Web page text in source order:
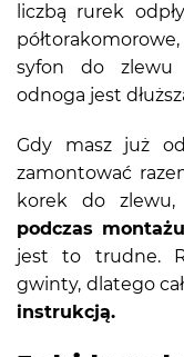
liczbą rurek
syfon do zlewu
odnoga jest
Gdy masz już
zamontować
korek do
podczas
jest to trudne.
gwinty, dlatego
instrukcją.